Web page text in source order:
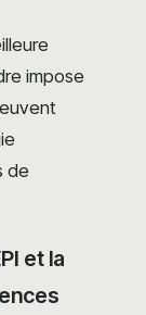
impose
de
et la